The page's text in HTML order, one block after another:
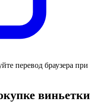
перевод браузера при
виньетки